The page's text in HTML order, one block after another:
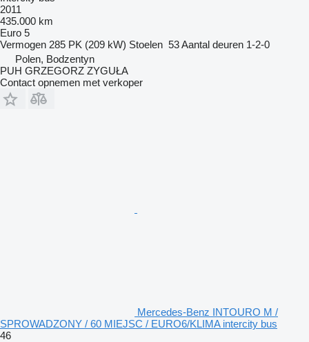
2011
435.000 km
Euro 5
Vermogen 285 PK (209 kW) Stoelen 53Aantal deuren 1-2-0
Polen, Bodzentyn
PUH GRZEGORZ ZYGUŁA
Contact opnemen met verkoper
Mercedes-Benz INTOURO M /
SPROWADZONY / 60 MIEJSC / EURO6/KLIMA intercity bus
46